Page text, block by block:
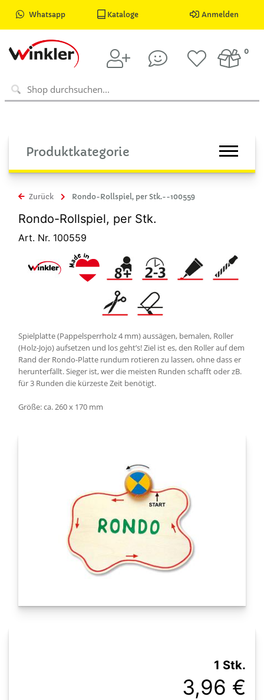
Whatsapp Kataloge Anmelden
0
Produktkategorie
Zurück Rondo-Rollspiel, per Stk.--100559
Rondo-Rollspiel, per Stk.
Art. Nr. 100559
Spielplatte (Pappelsperrholz 4 mm) aussägen, bemalen, Roller
(Holz-Jojo) aufsetzen und los geht’s! Ziel ist es, den Roller auf dem
Rand der Rondo-Platte rundum rotieren zu lassen, ohne dass er
herunterfällt. Sieger ist, wer die meisten Runden schafft oder zB.
für 3 Runden die kürzeste Zeit benötigt.
Größe: ca. 260 x 170 mm
1 Stk.
3,96 €